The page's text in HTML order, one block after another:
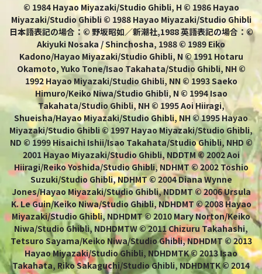
© 1984 Hayao Miyazaki/Studio Ghibli, H © 1986 Hayao
Miyazaki/Studio Ghibli © 1988 Hayao Miyazaki/Studio Ghibli
日本語表記の場合：© 野坂昭如／新潮社,1988 英語表記の場合：©
Akiyuki Nosaka / Shinchosha, 1988 © 1989 Eiko
Kadono/Hayao Miyazaki/Studio Ghibli, N © 1991 Hotaru
Okamoto, Yuko Tone/Isao Takahata/Studio Ghibli, NH ©
1992 Hayao Miyazaki/Studio Ghibli, NN © 1993 Saeko
Himuro/Keiko Niwa/Studio Ghibli, N © 1994 Isao
Takahata/Studio Ghibli, NH © 1995 Aoi Hiiragi,
Shueisha/Hayao Miyazaki/Studio Ghibli, NH © 1995 Hayao
Miyazaki/Studio Ghibli © 1997 Hayao Miyazaki/Studio Ghibli,
ND © 1999 Hisaichi Ishii/Isao Takahata/Studio Ghibli, NHD ©
2001 Hayao Miyazaki/Studio Ghibli, NDDTM © 2002 Aoi
Hiiragi/Reiko Yoshida/Studio Ghibli, NDHMT © 2002 Toshio
Suzuki/Studio Ghibli, NDHMT © 2004 Diana Wynne
Jones/Hayao Miyazaki/Studio Ghibli, NDDMT © 2006 Ursula
K. Le Guin/Keiko Niwa/Studio Ghibli, NDHDMT © 2008 Hayao
Miyazaki/Studio Ghibli, NDHDMT © 2010 Mary Norton/Keiko
Niwa/Studio Ghibli, NDHDMTW © 2011 Chizuru Takahashi,
Tetsuro Sayama/Keiko Niwa/Studio Ghibli, NDHDMT © 2013
Hayao Miyazaki/Studio Ghibli, NDHDMTK © 2013 Isao
Takahata, Riko Sakaguchi/Studio Ghibli, NDHDMTK © 2014